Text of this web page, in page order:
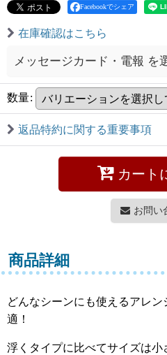
Facebookでシェア
在庫確認はこちら
メッセージカード・電報 を
数量:
返品特約に関する重要事項
カート
お問い
商品詳細
どんなシーンにも使えるアレ
適！
浮くタイプに比べてサイズは